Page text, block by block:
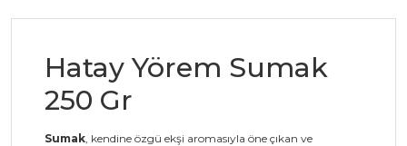
Hatay Yörem Sumak
250 Gr
Sumak, kendine özgü ekşi aromasıyla öne çıkan ve